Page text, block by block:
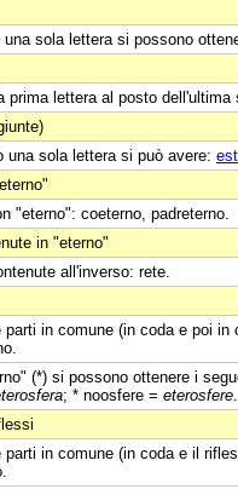
una sola lettera si possono
prima lettera al posto dell'ultima
una sola lettera si può avere:
"eterno": coeterno, padreterno.
in "eterno"
all'inverso: rete.
parti in comune (in coda e poi in
(*) si possono ottenere i
; * noosfere = eterosfere
parti in comune (in coda e il